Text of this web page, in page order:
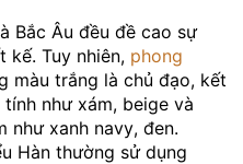
Bắc Âu đều đề cao sự
Tuy nhiên, phong
màu trắng là chủ đạo, kết
như xám, beige và
như xanh navy, đen.
Hàn thường sử dụng